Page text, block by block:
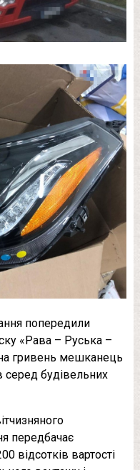
попередили
«Рава – Руська –
гривень мешканець
серед будівельних
передбачає
відсотків вартості